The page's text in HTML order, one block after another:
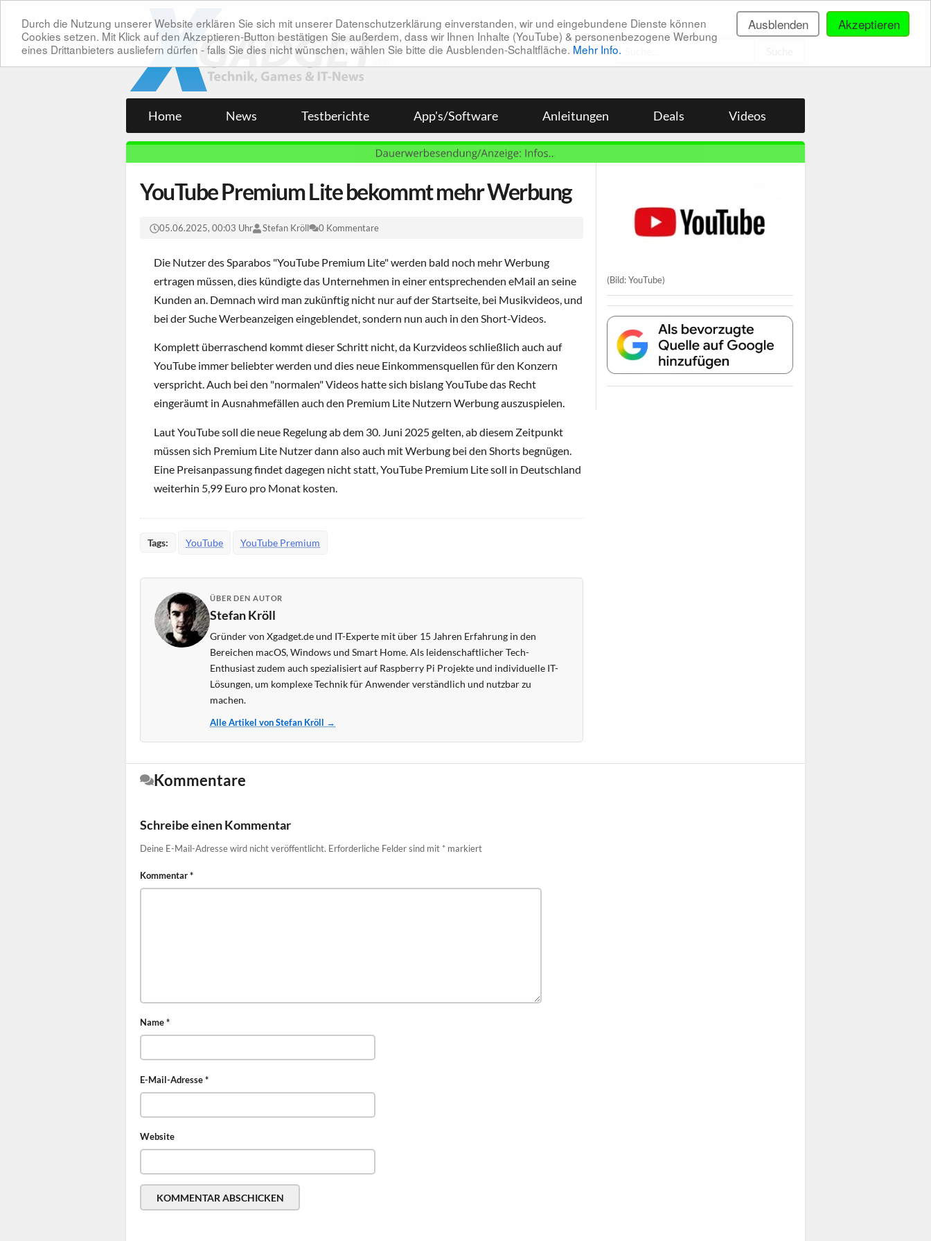
Akzeptieren
Ausblenden
Durch die Nutzung unserer Website erklären Sie sich mit unserer Datenschutzerklärung einverstanden, wir und eingebundene Dienste können
Cookies setzen. Mit Klick auf den Akzeptieren-Button bestätigen Sie außerdem, dass wir Ihnen Inhalte (YouTube) & personenbezogene Werbung
eines Drittanbieters ausliefern dürfen - falls Sie dies nicht wünschen, wählen Sie bitte die Ausblenden-Schaltfläche. Mehr Info.
Home News Testberichte App's/Software Anleitungen Deals Videos
YouTube Premium Lite bekommt mehr Werbung
05.06.2025, 00:03 Uhr Stefan Kröll 0 Kommentare
Die Nutzer des Sparabos "YouTube Premium Lite" werden bald noch mehr Werbung
ertragen müssen, dies kündigte das Unternehmen in einer entsprechenden eMail an seine
Kunden an. Demnach wird man zukünftig nicht nur auf der Startseite, bei Musikvideos, und
bei der Suche Werbeanzeigen eingeblendet, sondern nun auch in den Short-Videos.
Komplett überraschend kommt dieser Schritt nicht, da Kurzvideos schließlich auch auf
YouTube immer beliebter werden und dies neue Einkommensquellen für den Konzern
verspricht. Auch bei den "normalen" Videos hatte sich bislang YouTube das Recht
eingeräumt in Ausnahmefällen auch den Premium Lite Nutzern Werbung auszuspielen.
Laut YouTube soll die neue Regelung ab dem 30. Juni 2025 gelten, ab diesem Zeitpunkt
müssen sich Premium Lite Nutzer dann also auch mit Werbung bei den Shorts begnügen.
Eine Preisanpassung findet dagegen nicht statt, YouTube Premium Lite soll in Deutschland
weiterhin 5,99 Euro pro Monat kosten.
Tags: YouTube YouTube Premium
ÜBER DEN AUTOR
Stefan Kröll
Gründer von Xgadget.de und IT-Experte mit über 15 Jahren Erfahrung in den
Bereichen macOS, Windows und Smart Home. Als leidenschaftlicher Tech-
Enthusiast zudem auch spezialisiert auf Raspberry Pi Projekte und individuelle IT-
Lösungen, um komplexe Technik für Anwender verständlich und nutzbar zu
machen.
Alle Artikel von Stefan Kröll →
(Bild: YouTube)
Kommentare
Schreibe einen Kommentar
Deine E-Mail-Adresse wird nicht veröffentlicht. Erforderliche Felder sind mit * markiert
Kommentar*
Name*
E-Mail-Adresse*
Website